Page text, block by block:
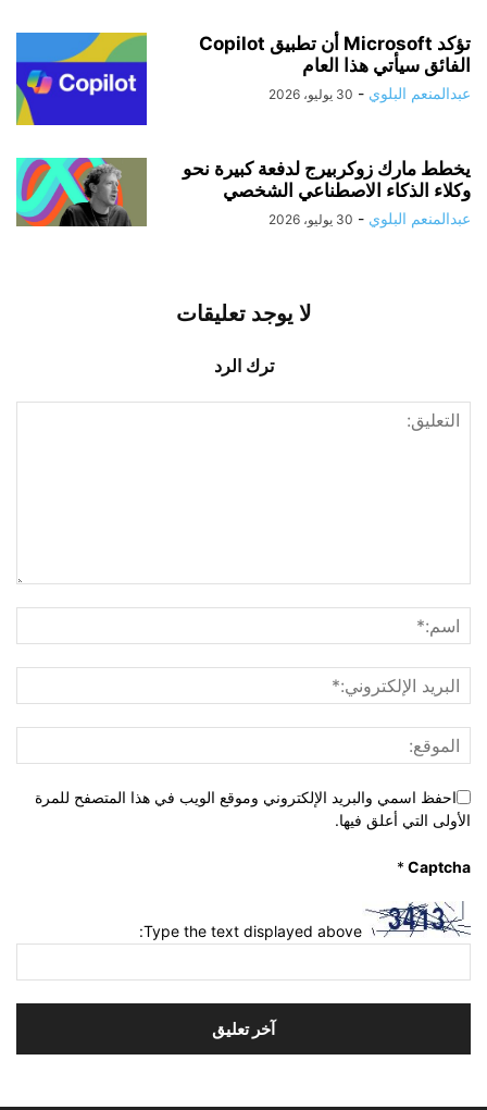
تؤكد Microsoft أن تطبيق Copilot
الفائق سيأتي هذا العام
عبدالمنعم البلوي - 30 يوليو، 2026
يخطط مارك زوكربيرج لدفعة كبيرة نحو
وكلاء الذكاء الاصطناعي الشخصي
عبدالمنعم البلوي - 30 يوليو، 2026
لا يوجد تعليقات
ترك الرد
احفظ اسمي والبريد الإلكتروني وموقع الويب في هذا المتصفح للمرة
الأولى التي أعلق فيها.
Captcha
*
Type the text displayed above: